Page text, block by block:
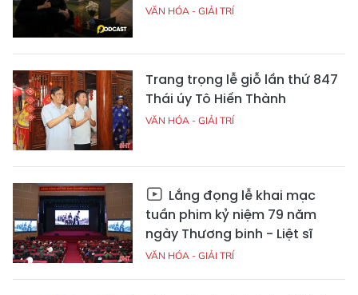
VĂN HÓA - GIẢI TRÍ
Trang trọng lễ giỗ lần thứ 847
Thái úy Tô Hiến Thành
VĂN HÓA - GIẢI TRÍ
Lắng đọng lễ khai mạc
tuần phim kỷ niệm 79 năm
ngày Thương binh - Liệt sĩ
VĂN HÓA - GIẢI TRÍ